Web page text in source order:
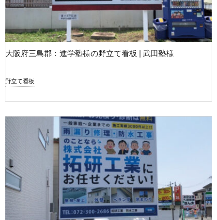
大阪府三島郡：進学塾様の野立て看板 | 武田塾様
野立て看板